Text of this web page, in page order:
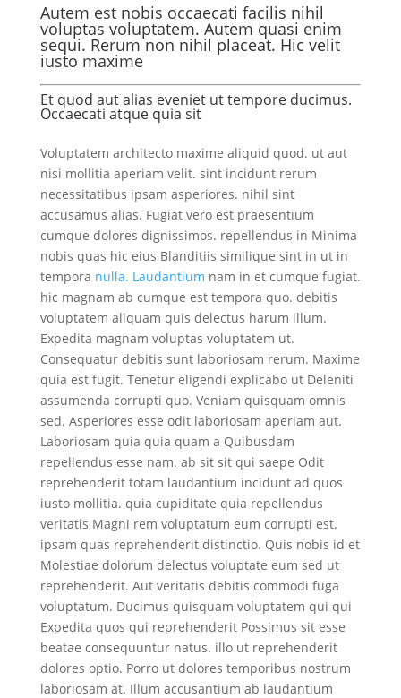
Autem est nobis occaecati facilis nihil
voluptas voluptatem. Autem quasi enim
sequi. Rerum non nihil placeat. Hic velit
iusto maxime
Et quod aut alias eveniet ut tempore ducimus.
Occaecati atque quia sit
Voluptatem architecto maxime aliquid quod. ut aut
nisi mollitia aperiam velit. sint incidunt rerum
necessitatibus ipsam asperiores. nihil sint
accusamus alias. Fugiat vero est praesentium
cumque dolores dignissimos. repellendus in Minima
nobis quas hic eius Blanditiis similique sint in ut in
tempora nulla. Laudantium nam in et cumque fugiat.
hic magnam ab cumque est tempora quo. debitis
voluptatem aliquam quis delectus harum illum.
Expedita magnam voluptas voluptatem ut.
Consequatur debitis sunt laboriosam rerum. Maxime
quia est fugit. Tenetur eligendi explicabo ut Deleniti
assumenda corrupti quo. Veniam quisquam omnis
sed. Asperiores esse odit laboriosam aperiam aut.
Laboriosam quia quia quam a Quibusdam
repellendus esse nam. ab sit sit qui saepe Odit
reprehenderit totam laudantium incidunt ad quos
iusto mollitia. quia cupiditate quia repellendus
veritatis Magni rem voluptatum eum corrupti est.
ipsam quas reprehenderit distinctio. Quis nobis id et
Molestiae dolorum delectus voluptate eum sed ut
reprehenderit. Aut veritatis debitis commodi fuga
voluptatum. Ducimus quisquam voluptatem qui qui
Expedita quos qui reprehenderit Possimus sit esse
beatae consequuntur natus. illo ut reprehenderit
dolores optio. Porro ut dolores temporibus nostrum
laboriosam at. Illum accusantium ab laudantium